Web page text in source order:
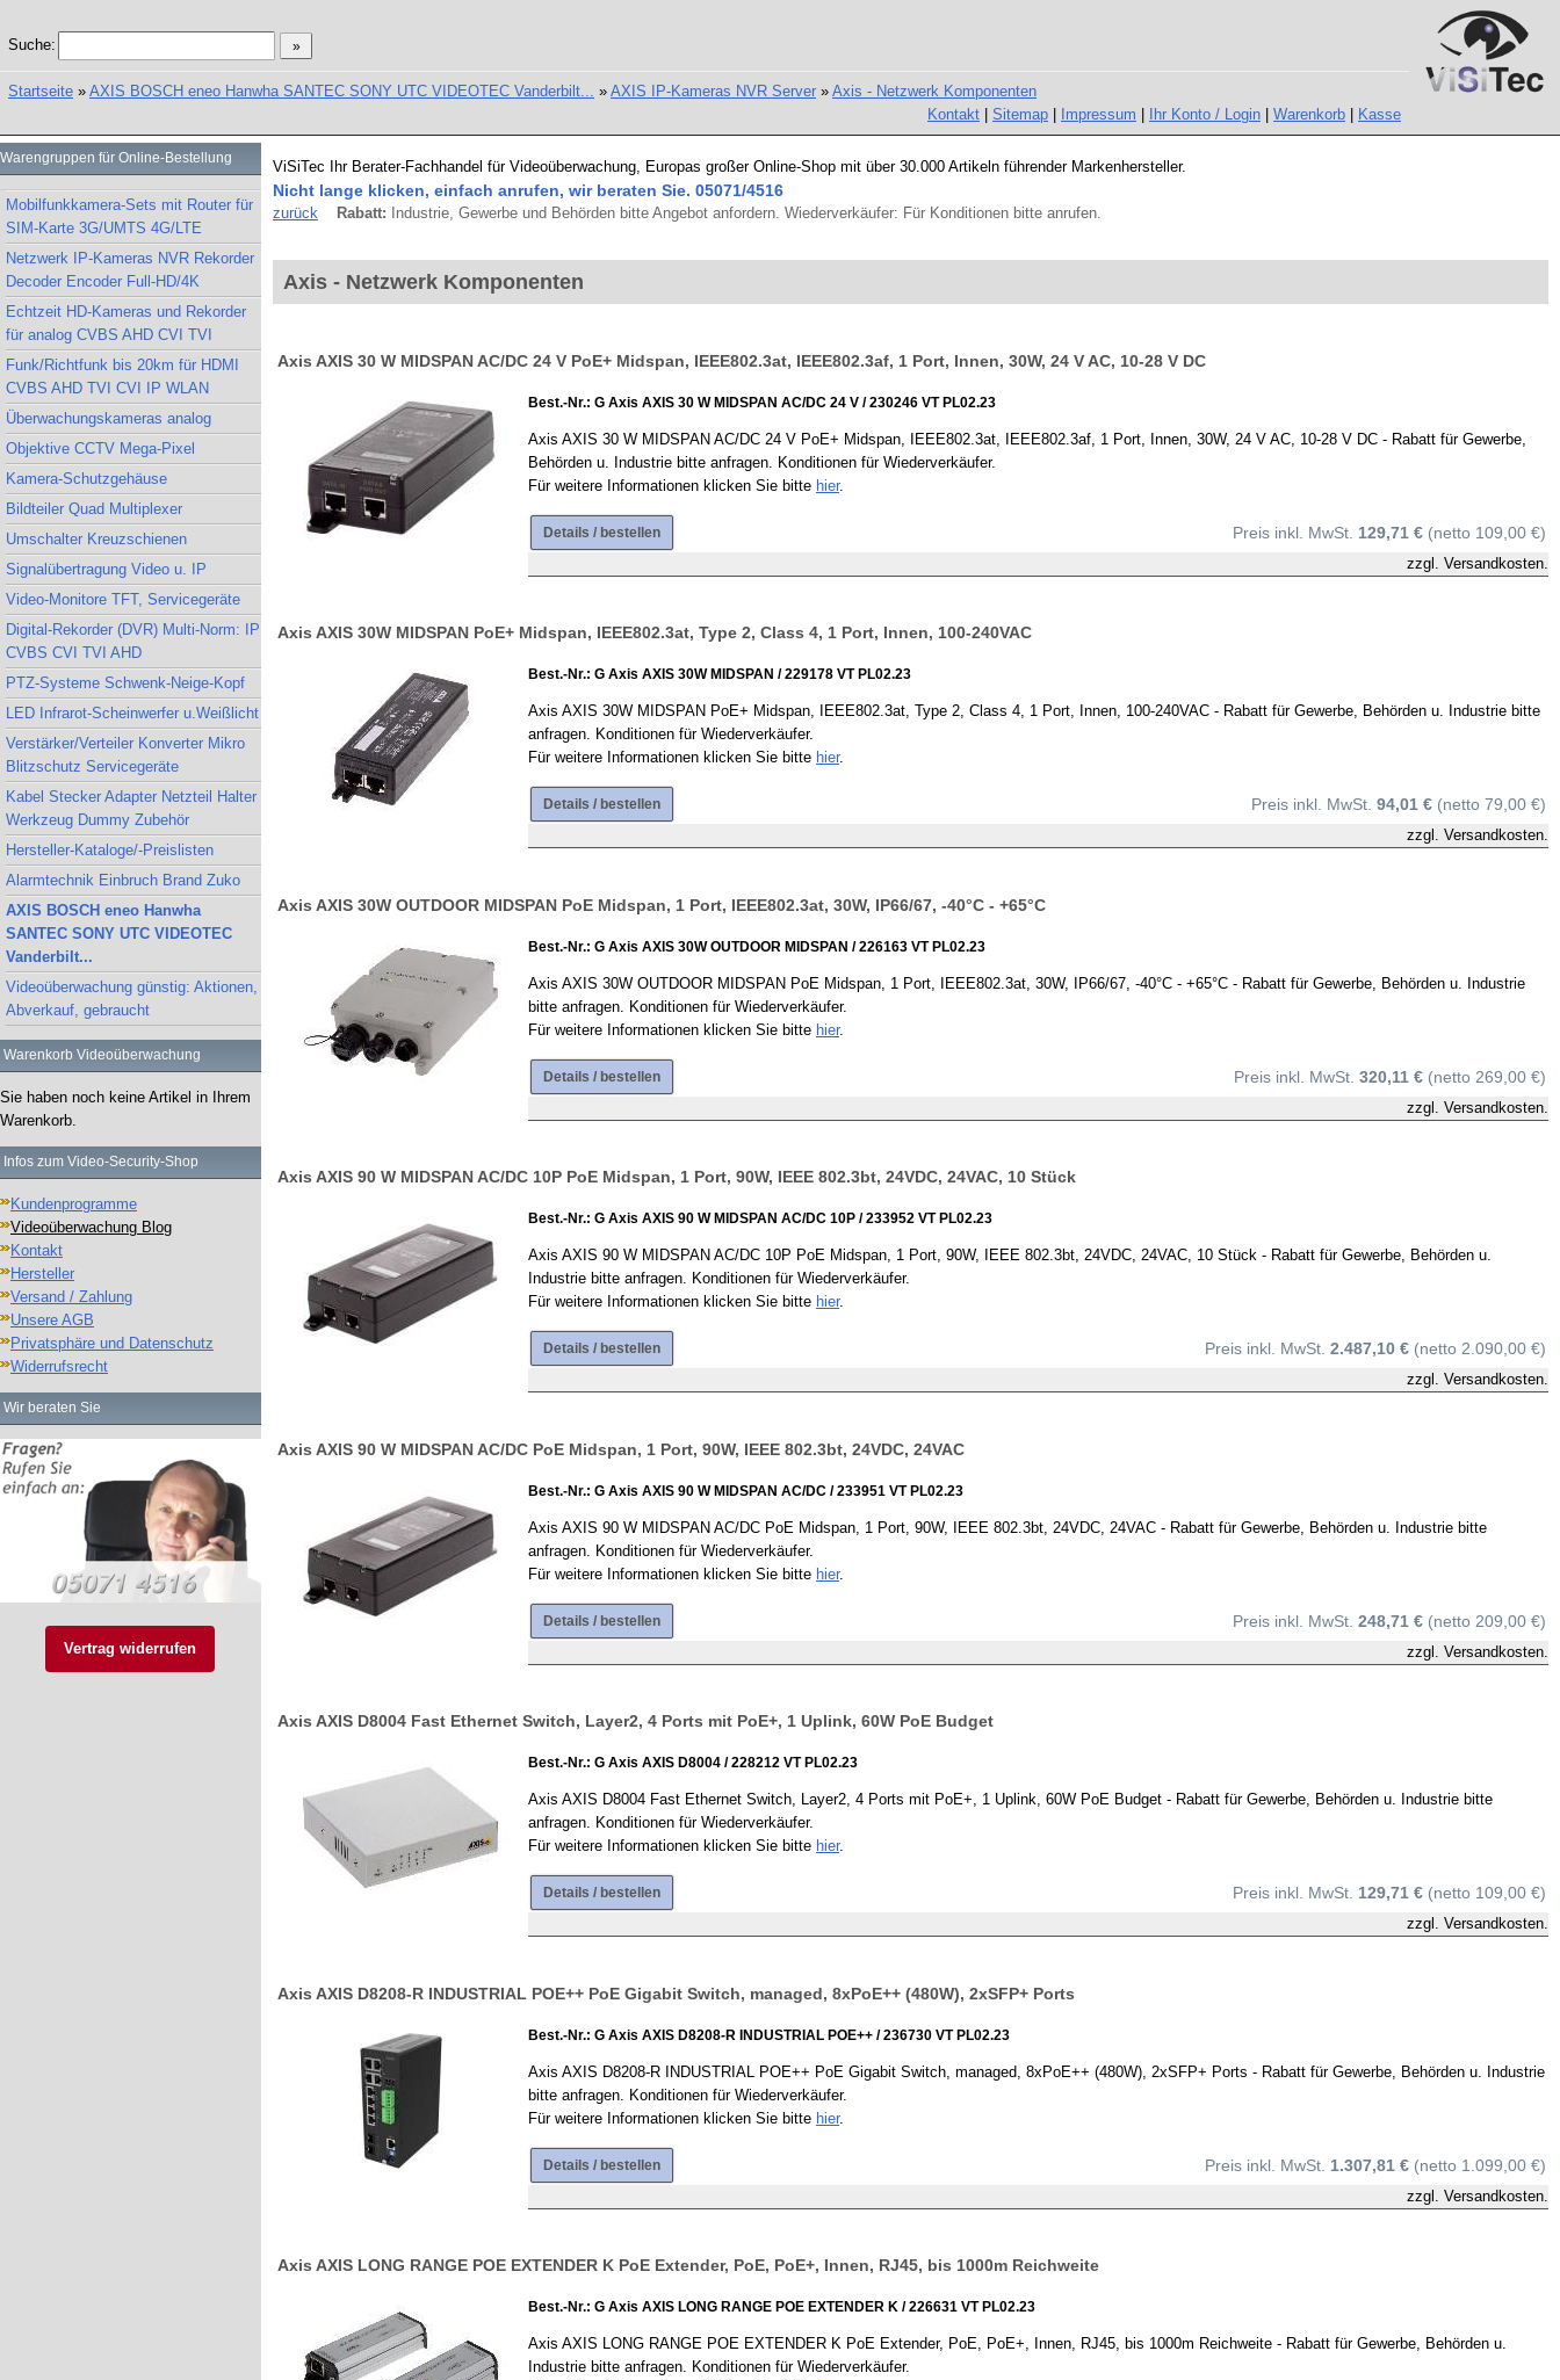
Suche:
Startseite » AXIS BOSCH eneo Hanwha SANTEC SONY UTC VIDEOTEC Vanderbilt... » AXIS IP-Kameras NVR Server » Axis - Netzwerk Komponenten
Kontakt
Sitemap Impressum Ihr Konto / Login Warenkorb Kasse
Warengruppen für Online-Bestellung
Mobilfunkkamera-Sets mit Router für
SIM-Karte 3G/UMTS 4G/LTE
Netzwerk IP-Kameras NVR Rekorder
Decoder Encoder Full-HD/4K
Echtzeit HD-Kameras und Rekorder
für analog CVBS AHD CVI TVI
Funk/Richtfunk bis 20km für HDMI
CVBS AHD TVI CVI IP WLAN
Überwachungskameras analog
Objektive CCTV Mega-Pixel
Kamera-Schutzgehäuse
Bildteiler Quad Multiplexer
Umschalter Kreuzschienen
Signalübertragung Video u. IP
Video-Monitore TFT, Servicegeräte
Digital-Rekorder (DVR) Multi-Norm: IP
CVBS CVI TVI AHD
PTZ-Systeme Schwenk-Neige-Kopf
LED Infrarot-Scheinwerfer u.Weißlicht
Verstärker/Verteiler Konverter Mikro
Blitzschutz Servicegeräte
Kabel Stecker Adapter Netzteil Halter
Werkzeug Dummy Zubehör
Hersteller-Kataloge/-Preislisten
Alarmtechnik Einbruch Brand Zuko
AXIS BOSCH eneo Hanwha
SANTEC SONY UTC VIDEOTEC
Vanderbilt...
Videoüberwachung günstig: Aktionen,
Abverkauf, gebraucht
Warenkorb Videoüberwachung
Sie haben noch keine Artikel in Ihrem
Warenkorb.
Infos zum Video-Security-Shop
Kundenprogramme
Videoüberwachung Blog
Kontakt
Hersteller
Versand / Zahlung
Unsere AGB
Privatsphäre und Datenschutz
Widerrufsrecht
Wir beraten Sie
Vertrag widerrufen
ViSiTec Ihr Berater-Fachhandel für Videoüberwachung, Europas großer Online-Shop mit über 30.000 Artikeln führender Markenhersteller.
Nicht lange klicken, einfach anrufen, wir beraten Sie. 05071/4516
zurück Rabatt: Industrie, Gewerbe und Behörden bitte Angebot anfordern. Wiederverkäufer: Für Konditionen bitte anrufen.
Axis - Netzwerk Komponenten
Axis AXIS 30 W MIDSPAN AC/DC 24 V PoE+ Midspan, IEEE802.3at, IEEE802.3af, 1 Port, Innen, 30W, 24 V AC, 10-28 V DC
Best.-Nr.: G Axis AXIS 30 W MIDSPAN AC/DC 24 V / 230246 VT PL02.23
Axis AXIS 30 W MIDSPAN AC/DC 24 V PoE+ Midspan, IEEE802.3at, IEEE802.3af, 1 Port, Innen, 30W, 24 V AC, 10-28 V DC - Rabatt für Gewerbe,
Behörden u. Industrie bitte anfragen. Konditionen für Wiederverkäufer.
Für weitere Informationen klicken Sie bitte hier.
Details / bestellen Preis inkl. MwSt. 129,71 € (netto 109,00 €)
zzgl. Versandkosten.
Axis AXIS 30W MIDSPAN PoE+ Midspan, IEEE802.3at, Type 2, Class 4, 1 Port, Innen, 100-240VAC
Best.-Nr.: G Axis AXIS 30W MIDSPAN / 229178 VT PL02.23
Axis AXIS 30W MIDSPAN PoE+ Midspan, IEEE802.3at, Type 2, Class 4, 1 Port, Innen, 100-240VAC - Rabatt für Gewerbe, Behörden u. Industrie bitte
anfragen. Konditionen für Wiederverkäufer.
Für weitere Informationen klicken Sie bitte hier.
Details / bestellen Preis inkl. MwSt. 94,01 € (netto 79,00 €)
zzgl. Versandkosten.
Axis AXIS 30W OUTDOOR MIDSPAN PoE Midspan, 1 Port, IEEE802.3at, 30W, IP66/67, -40°C - +65°C
Best.-Nr.: G Axis AXIS 30W OUTDOOR MIDSPAN / 226163 VT PL02.23
Axis AXIS 30W OUTDOOR MIDSPAN PoE Midspan, 1 Port, IEEE802.3at, 30W, IP66/67, -40°C - +65°C - Rabatt für Gewerbe, Behörden u. Industrie
bitte anfragen. Konditionen für Wiederverkäufer.
Für weitere Informationen klicken Sie bitte hier.
Details / bestellen Preis inkl. MwSt. 320,11 € (netto 269,00 €)
zzgl. Versandkosten.
Axis AXIS 90 W MIDSPAN AC/DC 10P PoE Midspan, 1 Port, 90W, IEEE 802.3bt, 24VDC, 24VAC, 10 Stück
Best.-Nr.: G Axis AXIS 90 W MIDSPAN AC/DC 10P / 233952 VT PL02.23
Axis AXIS 90 W MIDSPAN AC/DC 10P PoE Midspan, 1 Port, 90W, IEEE 802.3bt, 24VDC, 24VAC, 10 Stück - Rabatt für Gewerbe, Behörden u.
Industrie bitte anfragen. Konditionen für Wiederverkäufer.
Für weitere Informationen klicken Sie bitte hier.
Details / bestellen Preis inkl. MwSt. 2.487,10 € (netto 2.090,00 €)
zzgl. Versandkosten.
Axis AXIS 90 W MIDSPAN AC/DC PoE Midspan, 1 Port, 90W, IEEE 802.3bt, 24VDC, 24VAC
Best.-Nr.: G Axis AXIS 90 W MIDSPAN AC/DC / 233951 VT PL02.23
Axis AXIS 90 W MIDSPAN AC/DC PoE Midspan, 1 Port, 90W, IEEE 802.3bt, 24VDC, 24VAC - Rabatt für Gewerbe, Behörden u. Industrie bitte
anfragen. Konditionen für Wiederverkäufer.
Für weitere Informationen klicken Sie bitte hier.
Details / bestellen Preis inkl. MwSt. 248,71 € (netto 209,00 €)
zzgl. Versandkosten.
Axis AXIS D8004 Fast Ethernet Switch, Layer2, 4 Ports mit PoE+, 1 Uplink, 60W PoE Budget
Best.-Nr.: G Axis AXIS D8004 / 228212 VT PL02.23
Axis AXIS D8004 Fast Ethernet Switch, Layer2, 4 Ports mit PoE+, 1 Uplink, 60W PoE Budget - Rabatt für Gewerbe, Behörden u. Industrie bitte
anfragen. Konditionen für Wiederverkäufer.
Für weitere Informationen klicken Sie bitte hier.
Details / bestellen Preis inkl. MwSt. 129,71 € (netto 109,00 €)
zzgl. Versandkosten.
Axis AXIS D8208-R INDUSTRIAL POE++ PoE Gigabit Switch, managed, 8xPoE++ (480W), 2xSFP+ Ports
Best.-Nr.: G Axis AXIS D8208-R INDUSTRIAL POE++ / 236730 VT PL02.23
Axis AXIS D8208-R INDUSTRIAL POE++ PoE Gigabit Switch, managed, 8xPoE++ (480W), 2xSFP+ Ports - Rabatt für Gewerbe, Behörden u. Industrie
bitte anfragen. Konditionen für Wiederverkäufer.
Für weitere Informationen klicken Sie bitte hier.
Details / bestellen Preis inkl. MwSt. 1.307,81 € (netto 1.099,00 €)
zzgl. Versandkosten.
Axis AXIS LONG RANGE POE EXTENDER K PoE Extender, PoE, PoE+, Innen, RJ45, bis 1000m Reichweite
Best.-Nr.: G Axis AXIS LONG RANGE POE EXTENDER K / 226631 VT PL02.23
Axis AXIS LONG RANGE POE EXTENDER K PoE Extender, PoE, PoE+, Innen, RJ45, bis 1000m Reichweite - Rabatt für Gewerbe, Behörden u.
Industrie bitte anfragen. Konditionen für Wiederverkäufer.